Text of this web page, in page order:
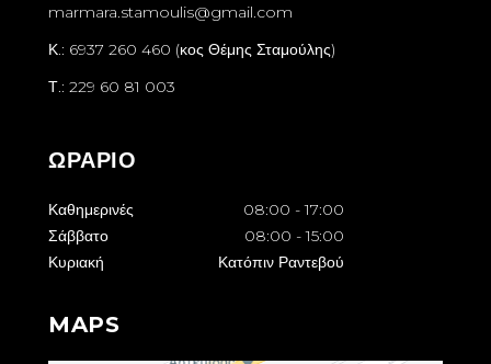
marmara.stamoulis@gmail.com
Κ.: 6937 260 460 (κος Θέμης Σταμούλης)
Τ.: 229 60 81 003
ΩΡΑΡΙΟ
Καθημερινές 08:00 - 17:00
Σάββατο
08:00 - 15:00
Κυριακή
Κατόπιν Ραντεβού
MAPS